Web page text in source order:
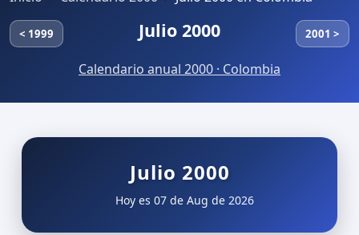
< 1999 Julio 2000 2001 >
Calendario anual 2000 · Colombia
Julio 2000
Hoy es 07 de Aug de 2026